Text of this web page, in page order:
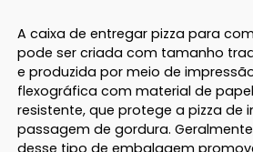
A caixa de entregar pizza para
pode ser criada com tamanho
e produzida por meio de
flexográfica com material de
resistente, que protege a pizza de
passagem de gordura.